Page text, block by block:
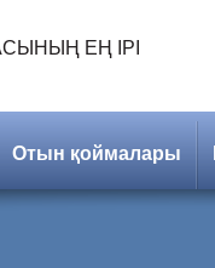
ЕҢ ІРІ
Отын қоймалары